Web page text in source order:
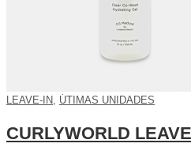
LEAVE-IN ÚTIMAS UNIDADES
CURLYWORLD